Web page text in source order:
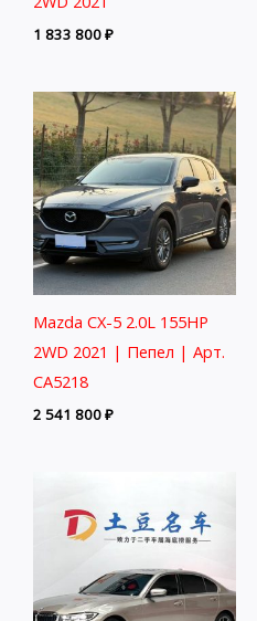
1 833 800₽
Mazda CX-5 2.0L 155HP
2WD 2021 | Пепел | Арт.
CA5218
2 541 800₽